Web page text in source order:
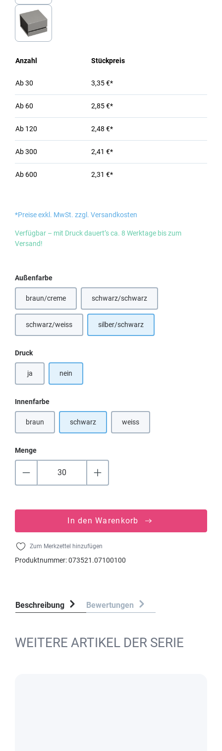
Anzahl Stückpreis
Ab30 3,35 €*
Ab 60 2,85 €*
Ab 120 2,48 €*
Ab300 2,41 €*
Ab 600 2,31 €*
*Preise exkl. MwSt. zzgl. Versandkosten
Verfügbar – mit Druck dauert’s ca. 8 Werktage bis zum
Versand!
Außenfarbeauswählen
braun/creme
(Diese Option ist zurzeit nicht verfügbar.)
schwarz/schwarz
schwarz/weiss(Diese Option ist zurzeit nicht verfügbar.)
silber/schwarz
Druckauswählen
ja nein
Innenfarbeauswählen
braun(Diese Option ist zurzeit nicht verfügbar.)
schwarz weiss(Diese Option ist zurzeit nicht
Menge
In den Warenkorb
Zum Merkzettel hinzufügen
Produktnummer:073521.07100100
Beschreibung Bewertungen
WEITERE ARTIKEL DER SERIE